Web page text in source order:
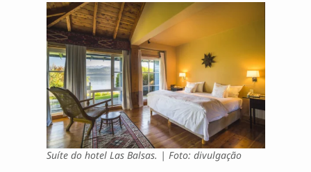
Suíte do hotel Las Balsas. | Foto: divulgação